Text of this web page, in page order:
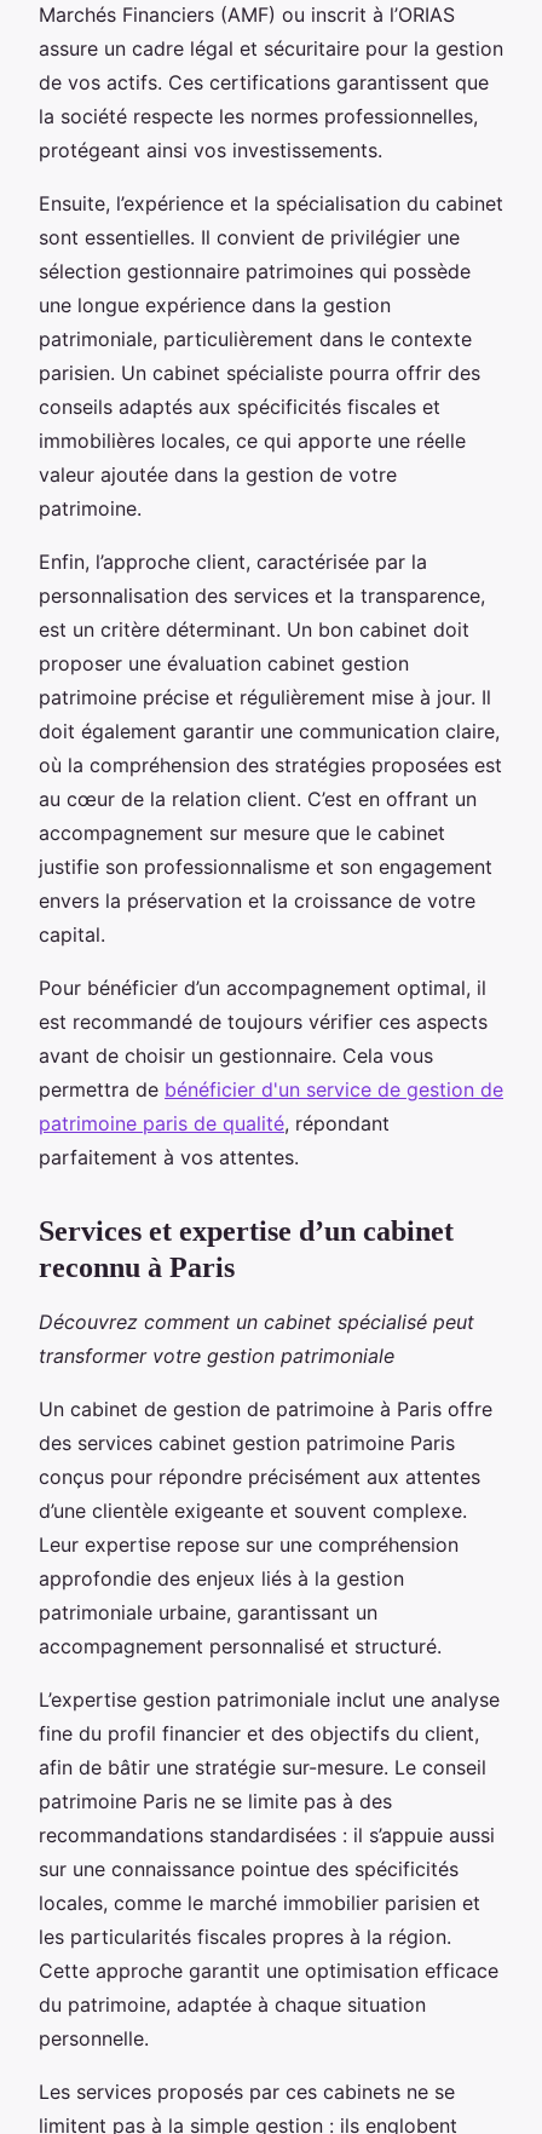
Marchés Financiers (AMF) ou inscrit à l’ORIAS
assure un cadre légal et sécuritaire pour la gestion
de vos actifs. Ces certifications garantissent que
la société respecte les normes professionnelles,
protégeant ainsi vos investissements.
Ensuite, l’expérience et la spécialisation du cabinet
sont essentielles. Il convient de privilégier une
sélection gestionnaire patrimoines qui possède
une longue expérience dans la gestion
patrimoniale, particulièrement dans le contexte
parisien. Un cabinet spécialiste pourra offrir des
conseils adaptés aux spécificités fiscales et
immobilières locales, ce qui apporte une réelle
valeur ajoutée dans la gestion de votre
patrimoine.
Enfin, l’approche client, caractérisée par la
personnalisation des services et la transparence,
est un critère déterminant. Un bon cabinet doit
proposer une évaluation cabinet gestion
patrimoine précise et régulièrement mise à jour. Il
doit également garantir une communication claire,
où la compréhension des stratégies proposées est
au cœur de la relation client. C’est en offrant un
accompagnement sur mesure que le cabinet
justifie son professionnalisme et son engagement
envers la préservation et la croissance de votre
capital.
Pour bénéficier d’un accompagnement optimal, il
est recommandé de toujours vérifier ces aspects
avant de choisir un gestionnaire. Cela vous
permettra de bénéficier d'un service de gestion de
patrimoine paris de qualité, répondant
parfaitement à vos attentes.
Services et expertise d’un cabinet
reconnu à Paris
Découvrez comment un cabinet spécialisé peut
transformer votre gestion patrimoniale
Un cabinet de gestion de patrimoine à Paris offre
des services cabinet gestion patrimoine Paris
conçus pour répondre précisément aux attentes
d’une clientèle exigeante et souvent complexe.
Leur expertise repose sur une compréhension
approfondie des enjeux liés à la gestion
patrimoniale urbaine, garantissant un
accompagnement personnalisé et structuré.
L’expertise gestion patrimoniale inclut une analyse
fine du profil financier et des objectifs du client,
afin de bâtir une stratégie sur-mesure. Le conseil
patrimoine Paris ne se limite pas à des
recommandations standardisées : il s’appuie aussi
sur une connaissance pointue des spécificités
locales, comme le marché immobilier parisien et
les particularités fiscales propres à la région.
Cette approche garantit une optimisation efficace
du patrimoine, adaptée à chaque situation
personnelle.
Les services proposés par ces cabinets ne se
limitent pas à la simple gestion : ils englobent